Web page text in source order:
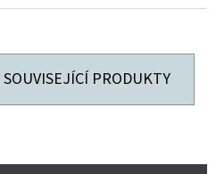
PRODUKTY